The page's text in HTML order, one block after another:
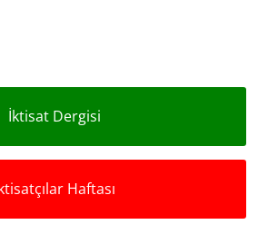
İktisat Dergisi
Haftası